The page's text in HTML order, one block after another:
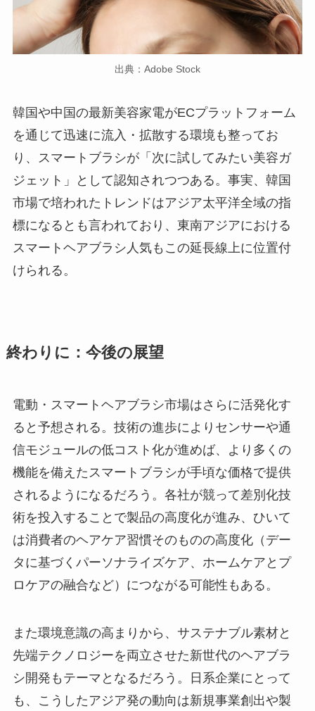
出典：Adobe Stock
韓国や中国の最新美容家電がECプラットフォーム
を通じて迅速に流入・拡散する環境も整ってお
り、スマートブラシが「次に試してみたい美容ガ
ジェット」として認知されつつある。事実、韓国
市場で培われたトレンドはアジア太平洋全域の指
標になるとも言われており、東南アジアにおける
スマートヘアブラシ人気もこの延長線上に位置付
けられる。
終わりに：今後の展望
電動・スマートヘアブラシ市場はさらに活発化す
ると予想される。技術の進歩によりセンサーや通
信モジュールの低コスト化が進めば、より多くの
機能を備えたスマートブラシが手頃な価格で提供
されるようになるだろう。各社が競って差別化技
術を投入することで製品の高度化が進み、ひいて
は消費者のヘアケア習慣そのものの高度化（デー
タに基づくパーソナライズケア、ホームケアとプ
ロケアの融合など）につながる可能性もある。
また環境意識の高まりから、サステナブル素材と
先端テクノロジーを両立させた新世代のヘアブラ
シ開発もテーマとなるだろう。日系企業にとって
も、こうしたアジア発の動向は新規事業創出や製